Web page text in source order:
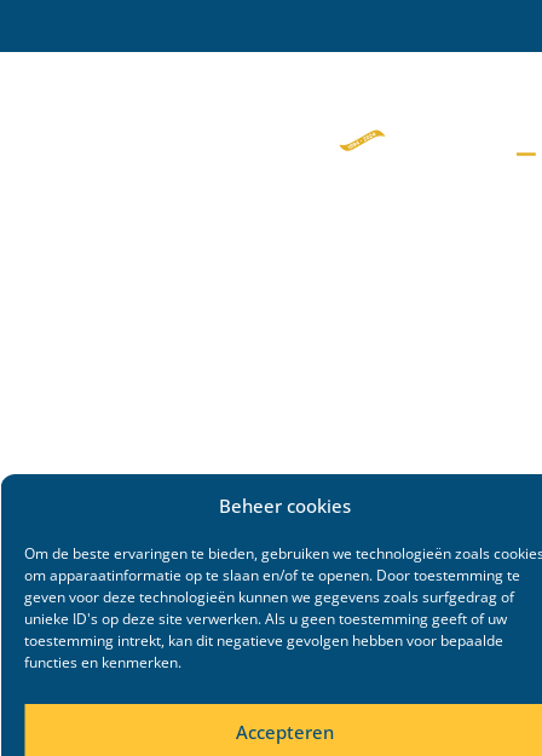
Beheer cookies
Om de beste ervaringen te bieden, gebruiken we technologieën zoals
om apparaatinformatie op te slaan en/of te openen. Door toestemming te
geven voor deze technologieën kunnen we gegevens zoals surfgedrag of
unieke ID's op deze site verwerken. Als u geen toestemming geeft of uw
toestemming intrekt, kan dit negatieve gevolgen hebben voor bepaalde
functies en kenmerken.
Accepteren